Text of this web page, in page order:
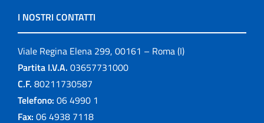
I NOSTRI CONTATTI
Viale Regina Elena 299, 00161 – Roma (I)
Partita I.V.A. 03657731000
C.F. 80211730587
Telefono: 06 4990 1
Fax: 06 4938 7118